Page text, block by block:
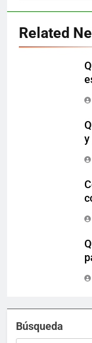
Related
y
Búsqueda